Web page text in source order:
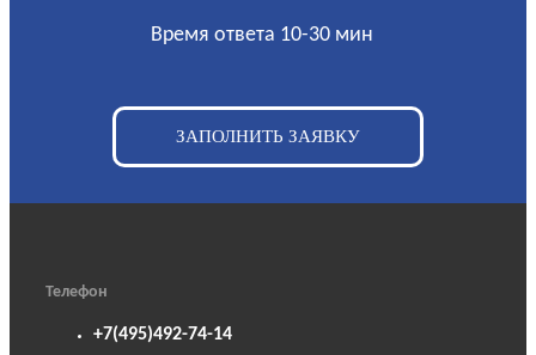
Время ответа 10-30 мин
ЗАПОЛНИТЬ ЗАЯВКУ
Телефон
+7(495)492-74-14